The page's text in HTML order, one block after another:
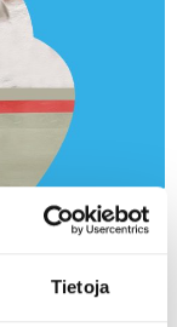
Tietoja
vyökoekomissio
Jukaran
korotuksia